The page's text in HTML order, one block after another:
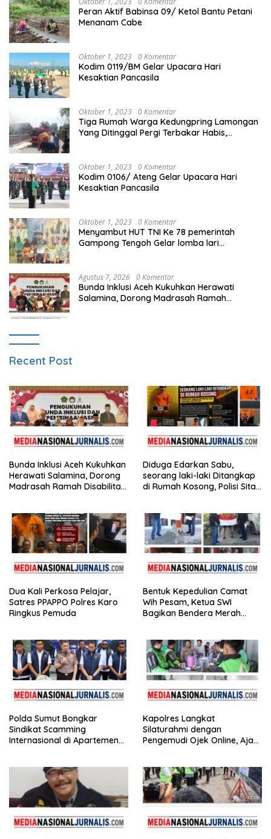
Peran Aktif Babinsa 09/ Ketol Bantu Petani
Menanam Cabe
Oktober 1, 2023 0 Komentar
Kodim 0119/BM Gelar Upacara Hari
Kesaktian Pancasila
Oktober 1, 2023 0 Komentar
Tiga Rumah Warga Kedungpring Lamongan
Yang Ditinggal Pergi Terbakar Habis,
Oktober 1, 2023 0 Komentar
Kodim 0106/ Ateng Gelar Upacara Hari
Kesaktian Pancasila
Oktober 1, 2023 0 Komentar
Menyambut HUT TNI Ke 78 pemerintah
Gampong Tengoh Gelar lomba lari
Agustus 7, 2026 0 Komentar
Bunda Inklusi Aceh Kukuhkan Herawati
Salamina, Dorong Madrasah Ramah
Recent Post
Bunda Inklusi Aceh Kukuhkan
Herawati Salamina, Dorong
Madrasah Ramah Disabilitas
Diduga Edarkan Sabu,
seorang laki-laki Ditangkap
di Rumah Kosong, Polisi Sita
Dua Kali Perkosa Pelajar,
Satres PPAPPO Polres Karo
Ringkus Pemuda
Bentuk Kepedulian Camat
Wih Pesam, Ketua SWI
Bagikan Bendera Merah
Polda Sumut Bongkar
Sindikat Scamming
Internasional di Apartemen
Kapolres Langkat
Silaturahmi dengan
Pengemudi Ojek Online, Ajak